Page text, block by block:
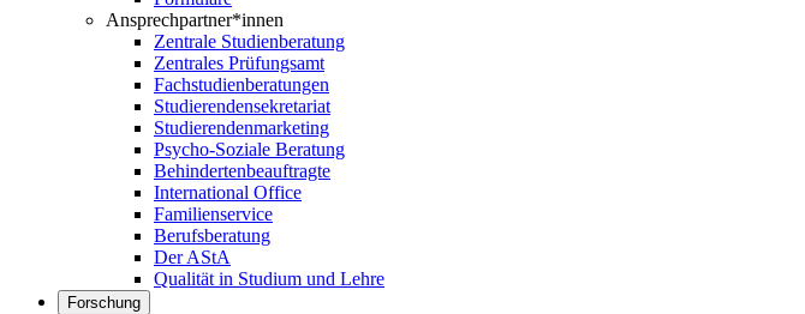
Ansprechpartner*innen
Zentrale Studienberatung
Zentrales Prüfungsamt
Fachstudienberatungen
Studierendensekretariat
Studierendenmarketing
Psycho-Soziale Beratung
Behindertenbeauftragte
International Office
Familienservice
Berufsberatung
Der AStA
Qualität in Studium und Lehre
Forschung